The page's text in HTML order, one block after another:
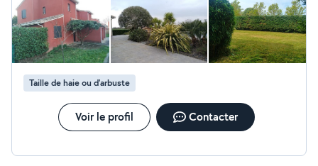
etc... avec l'evacuation bien-sûr ! Pationné de ces petits
boulots ! Accompagné de mon frère ! Je peux aussi
aider a transporter des objets avec mon fourgon. Merci
de la lecture, à bientôt et bonne journée ! Florian
Taille de haie ou d'arbuste
Voir le profil Contacter